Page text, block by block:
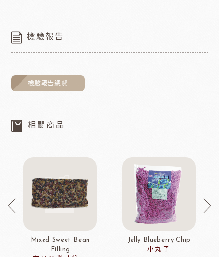
檢驗報告
檢驗報告總覽
相關商品
Mixed Sweet Bean
Filling
Jelly Blueberry Chip
小丸子